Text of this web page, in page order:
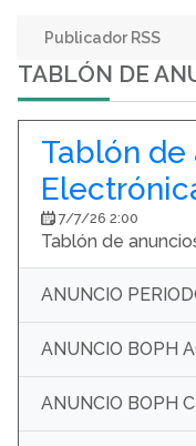
Publicador RSS
TABLÓN DE
Tablón de
7/7/26 2:00
Tablón de
ANUNCIO
ANUNCIO BOPH
ANUNCIO BOPH